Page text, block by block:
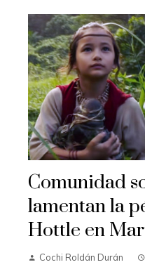
Comunidad
lamentan la
Hottle en
Cochi Roldán Durán